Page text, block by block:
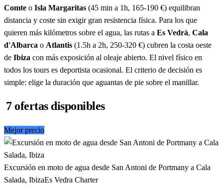
Comte o Isla Margaritas (45 min a 1h, 165-190 €) equilibran
distancia y coste sin exigir gran resistencia física. Para los que
quieren más kilómetros sobre el agua, las rutas a Es Vedrà, Cala
d'Albarca o Atlantis (1.5h a 2h, 250-320 €) cubren la costa oeste
de Ibiza con más exposición al oleaje abierto. El nivel físico en
todos los tours es deportista ocasional. El criterio de decisión es
simple: elige la duración que aguantas de pie sobre el manillar.
7 ofertas disponibles
Mejor precio
Excursión en moto de agua desde San Antoni de Portmany a Cala
Salada, IbizaEs Vedra Charter